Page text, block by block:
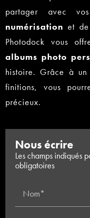
partager avec
numérisationet
Photodock vous
albums photo
histoire. Grâce à
finitions, vous
précieux.
Nous écrire
Les champs indiqués
obligatoires
Nom*